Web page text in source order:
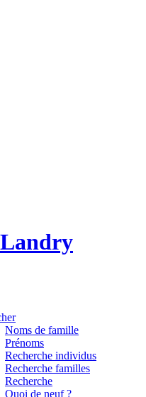
Noms de famille
Prénoms
Recherche individus
Recherche familles
Recherche
Quoi de neuf ?